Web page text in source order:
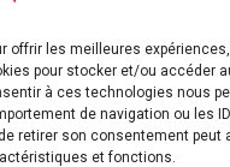
offrir les meilleures
pour stocker et/ou accéder
à ces technologies nous
de navigation ou les
retirer son consentement
et fonctions.
prudence dans ce
Cela pourrait
sur le continent.